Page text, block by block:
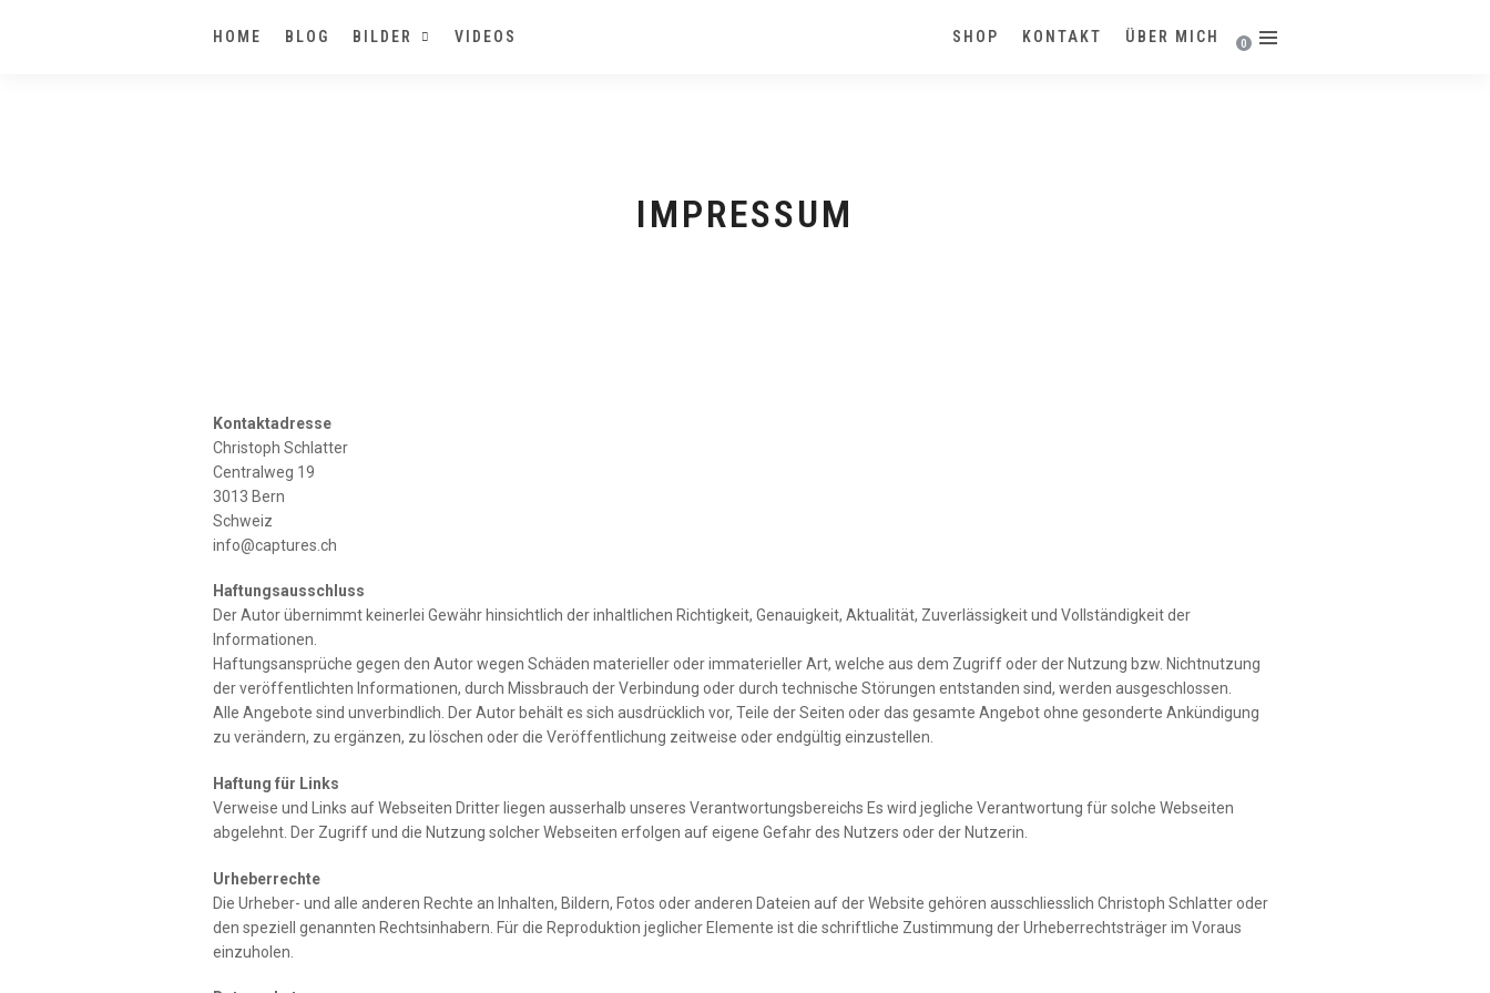
HOME BLOG BILDER VIDEOS 0
SHOP KONTAKT ÜBER MICH
IMPRESSUM
Kontaktadresse
Christoph Schlatter
Centralweg 19
3013 Bern
Schweiz
info@captures.ch
Haftungsausschluss
Der Autor übernimmt keinerlei Gewähr hinsichtlich der inhaltlichen Richtigkeit, Genauigkeit, Aktualität, Zuverlässigkeit und Vollständigkeit der
Informationen.
Haftungsansprüche gegen den Autor wegen Schäden materieller oder immaterieller Art, welche aus dem Zugriff oder der Nutzung bzw. Nichtnutzung
der veröffentlichten Informationen, durch Missbrauch der Verbindung oder durch technische Störungen entstanden sind, werden ausgeschlossen.
Alle Angebote sind unverbindlich. Der Autor behält es sich ausdrücklich vor, Teile der Seiten oder das gesamte Angebot ohne gesonderte Ankündigung
zu verändern, zu ergänzen, zu löschen oder die Veröffentlichung zeitweise oder endgültig einzustellen.
Haftung für Links
Verweise und Links auf Webseiten Dritter liegen ausserhalb unseres Verantwortungsbereichs Es wird jegliche Verantwortung für solche Webseiten
abgelehnt. Der Zugriff und die Nutzung solcher Webseiten erfolgen auf eigene Gefahr des Nutzers oder der Nutzerin.
Urheberrechte
Die Urheber- und alle anderen Rechte an Inhalten, Bildern, Fotos oder anderen Dateien auf der Website gehören ausschliesslich Christoph Schlatter oder
den speziell genannten Rechtsinhabern. Für die Reproduktion jeglicher Elemente ist die schriftliche Zustimmung der Urheberrechtsträger im Voraus
einzuholen.